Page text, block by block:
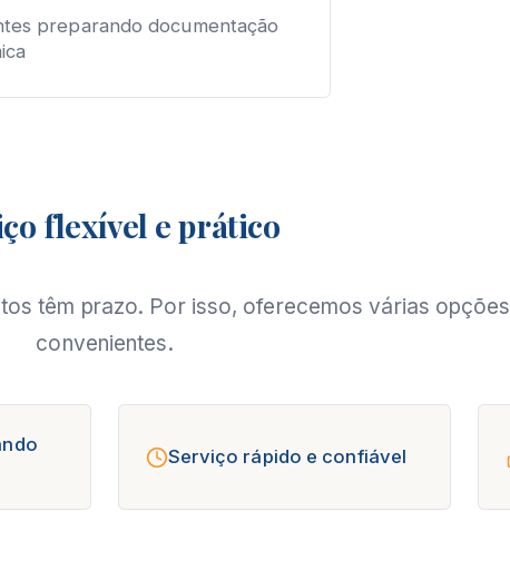
preparando documentação
flexível e prático
têm prazo. Por isso, oferecemos várias opções
convenientes.
Serviço rápido e confiável